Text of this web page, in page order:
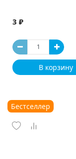
3 ₽
В корзину
Бестселлер